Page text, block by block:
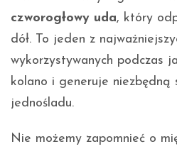
czworogłowy uda, który
dół. To jeden z
wykorzystywanych podczas
kolano i generuje niezbędną
jednośladu.
Nie możemy zapomnieć o